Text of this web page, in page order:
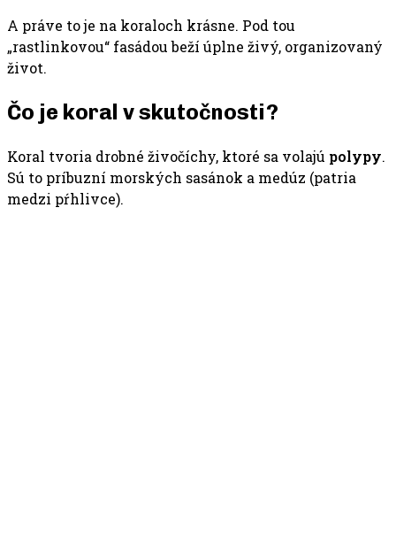
A práve to je na koraloch krásne. Pod tou
„rastlinkovou“ fasádou beží úplne živý, organizovaný
život.
Čo je koral v skutočnosti?
Koral tvoria drobné živočíchy, ktoré sa volajú polypy.
Sú to príbuzní morských sasánok a medúz (patria
medzi pŕhlivce).